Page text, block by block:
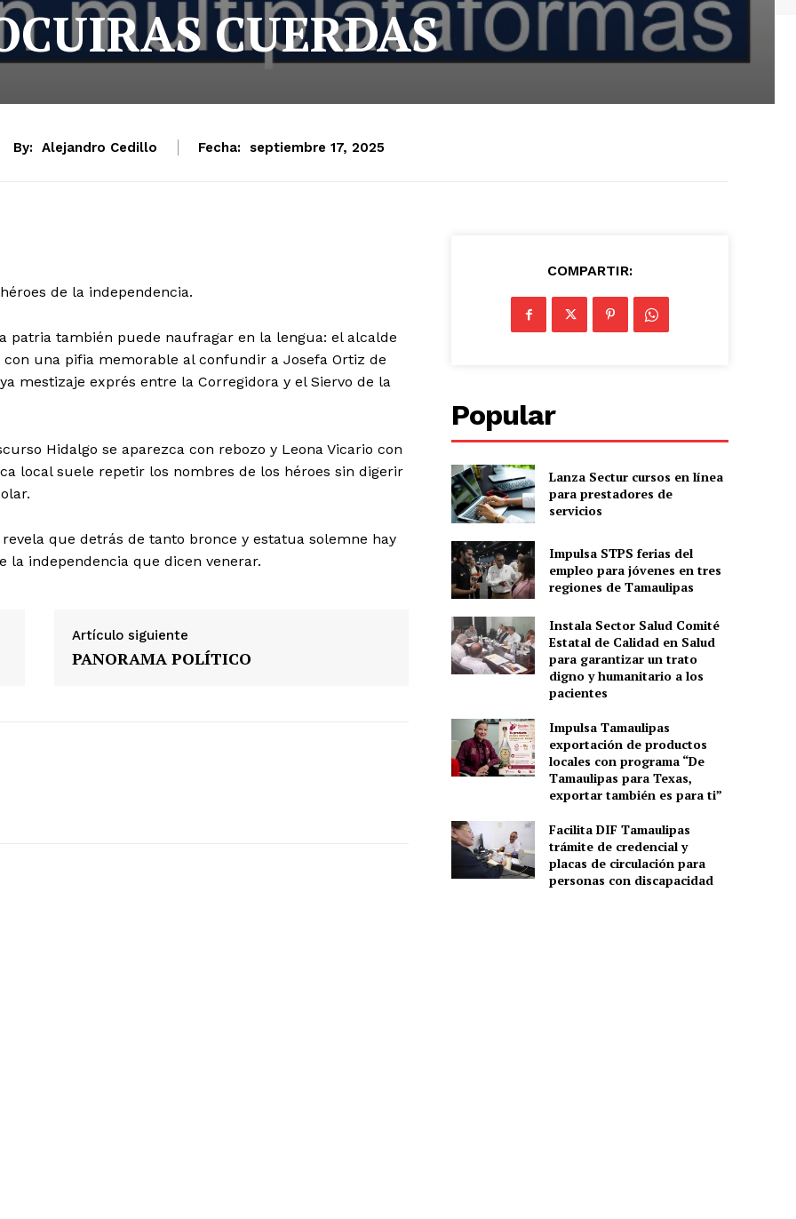
CUERDAS
By: Alejandro Cedillo Fecha: septiembre 17, 2025
de la independencia.
patria también puede naufragar en la lengua: el alcalde
una pifia memorable al confundir a Josefa Ortiz de
mestizaje exprés entre la Corregidora y el Siervo de la
Hidalgo se aparezca con rebozo y Leona Vicario con
local suele repetir los nombres de los héroes sin digerir
que detrás de tanto bronce y estatua solemne hay
la independencia que dicen venerar.
Artículo siguiente
PANORAMA POLÍTICO
COMPARTIR:
Popular
Lanza Sectur cursos en línea
para prestadores de
servicios
Impulsa STPS ferias del
empleo para jóvenes en tres
regiones de Tamaulipas
Instala Sector Salud Comité
Estatal de Calidad en Salud
para garantizar un trato
digno y humanitario a los
pacientes
Impulsa Tamaulipas
exportación de productos
locales con programa “De
Tamaulipas para Texas,
exportar también es para ti”
Facilita DIF Tamaulipas
trámite de credencial y
placas de circulación para
personas con discapacidad